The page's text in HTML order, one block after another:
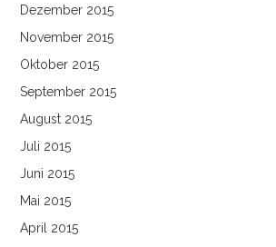
Dezember 2015
November 2015
Oktober 2015
September 2015
August 2015
Juli 2015
Juni 2015
Mai 2015
April 2015